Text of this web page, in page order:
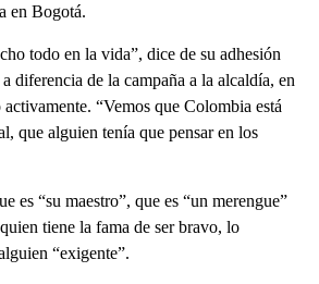
en Bogotá.
todo en la vida”, dice de su adhesión
diferencia de la campaña a la alcaldía, en
activamente. “Vemos que Colombia está
que alguien tenía que pensar en los
es “su maestro”, que es “un merengue”
tiene la fama de ser bravo, lo
“exigente”.